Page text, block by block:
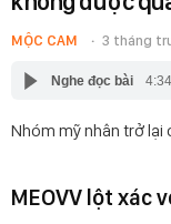
MỘC CAM 3 tháng
Nghe đọc bài 4:34
Nhóm mỹ nhân trở lại
MEOVV lột xác